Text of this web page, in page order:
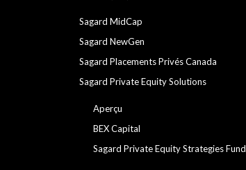
Sagard MidCap
Sagard NewGen
Sagard Placements Privés Canada
Sagard Private Equity Solutions
Aperçu
BEX Capital
Sagard Private Equity Strategies Fund